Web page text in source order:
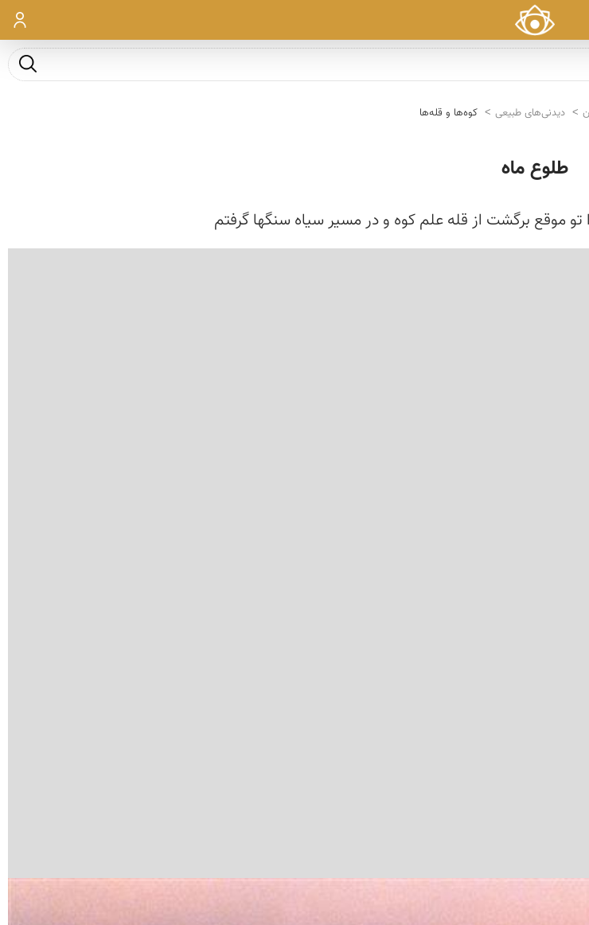
ورود
جست و
دیدنی‌های طبیعی کوه‌ها و قله‌ها
طلوع ماه
موقع برگشت از قله علم كوه و در مسیر سیاه سنگها گرفتم